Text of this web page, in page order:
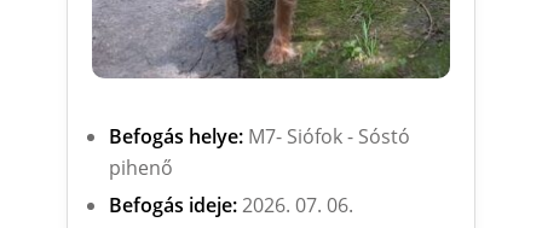
Befogás helye:M7- Siófok - Sóstó
pihenő
Befogás ideje:2026. 07. 06.